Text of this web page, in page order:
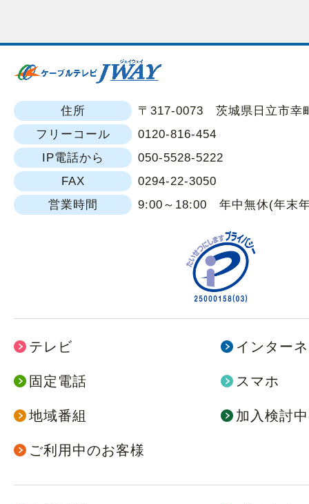
住所
〒317-0073 茨城県日立市幸
フリーコール
0120-816-454
IP電話から
050-5528-5222
FAX
0294-22-3050
営業時間
9:00～18:00 年中無休(年末
テレビ インター
固定電話 スマホ
地域番組 加入検討
ご利用中のお客様